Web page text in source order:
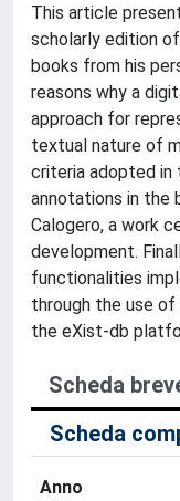
This article
scholarly edition of
books from his
reasons why a
approach for
textual nature of
criteria adopted in
annotations in the
Calogero, a work
development.
functionalities
through the use
the eXist-db
Scheda
Scheda
Anno